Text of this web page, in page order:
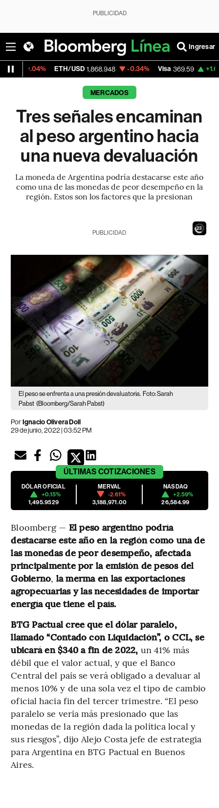
PUBLICIDAD
Ingresar
1,868.948 -0.34% Visa 369.59 +1.07%
MERCADOS
Tres señales encaminan
al peso argentino hacia
una nueva devaluación
La moneda de Argentina podría destacarse este año
como una de las monedas de peor desempeño en la
región. Estos son los factores que la presionan
21
PUBLICIDAD
El peso se enfrenta a una presión devaluatoria. Foto: Sarah
Pabst (Bloomberg/Sarah Pabst)
PorIgnacio Olivera Doll
29 de junio, 2022 | 03:52 PM
ÚLTIMAS COTIZACIONES
DÓLAR OFICIAL
+0.15%
1,495.9529
MERVAL
-2.61%
3,188,971.00
NASDAQ
+2.59%
26,584.99
Bloomberg — El peso argentino podría
destacarse este año en la región como una de
las monedas de peor desempeño, afectada
principalmente por la emisión de pesos del
Gobierno, la merma en las exportaciones
agropecuarias y las necesidades de importar
energía que tiene el país.
BTG Pactual cree que el dólar paralelo,
llamado “Contado con Liquidación”, o CCL, se
ubicará en $340 a fin de 2022, un 41% más
débil que el valor actual, y que el Banco
Central del país se verá obligado a devaluar al
menos 10% y de una sola vez el tipo de cambio
oficial hacia fin del tercer trimestre. “El peso
paralelo se vería más presionado que las
monedas de la región dada la política local y
sus riesgos”, dijo Alejo Costa jefe de estrategia
para Argentina en BTG Pactual en Buenos
Aires.